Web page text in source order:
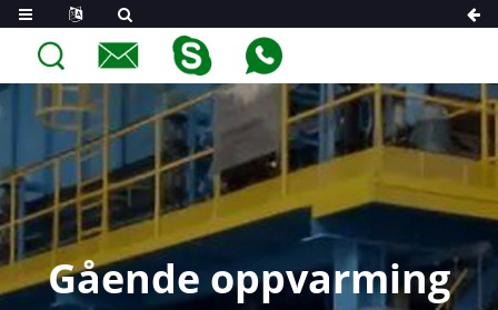
Gående oppvarming